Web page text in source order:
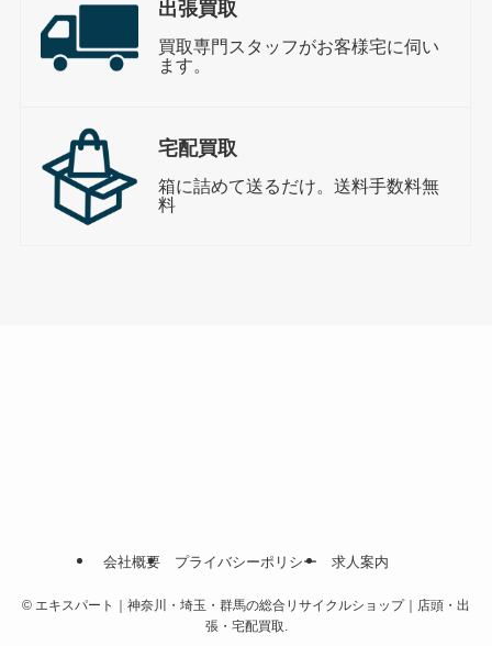
出張買取
買取専門スタッフがお客様宅に伺い
ます。
宅配買取
箱に詰めて送るだけ。送料手数料無
料
会社概要 プライバシーポリシー 求人案内
© エキスパート｜神奈川・埼玉・群馬の総合リサイクルショップ｜店頭・出
張・宅配買取.